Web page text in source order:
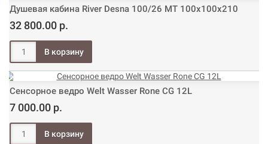
Душевая кабина River Desna 100/26 МТ 100х100х210
32 800.00 р.
Сенсорное ведро Welt Wasser Rone CG 12L
7 000.00 р.